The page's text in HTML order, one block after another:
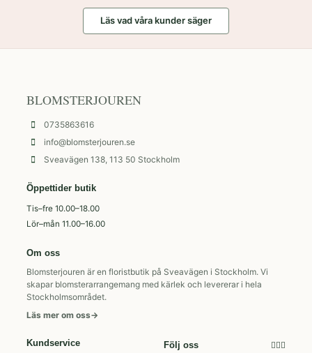
Läs vad våra kunder säger
BLOMSTERJOUREN
0735863616
info@blomsterjouren.se
Sveavägen 138, 113 50 Stockholm
Öppettider butik
Tis–fre 10.00–18.00
Lör–mån 11.00–16.00
Om oss
Blomsterjouren är en floristbutik på Sveavägen i Stockholm. Vi
skapar blomsterarrangemang med kärlek och levererar i hela
Stockholmsområdet.
Läs mer om oss→
Kundservice Följ oss